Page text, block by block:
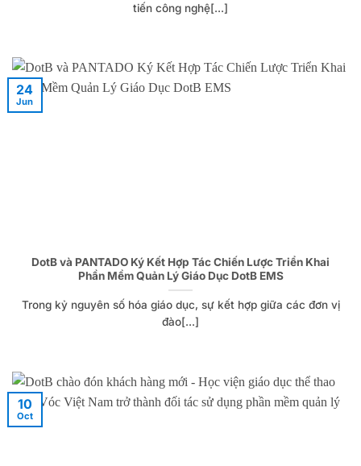
tiến công nghệ[...]
DotB và PANTADO Ký Kết Hợp Tác Chiến Lược Triển Khai
Phần Mềm Quản Lý Giáo Dục DotB EMS
Trong kỷ nguyên số hóa giáo dục, sự kết hợp giữa các đơn vị
đào[...]
24
Jun
10
Oct